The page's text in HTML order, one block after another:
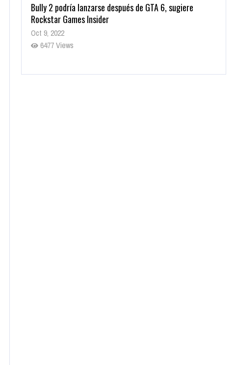
Bully 2 podría lanzarse después de GTA 6, sugiere
Rockstar Games Insider
Oct 9, 2022
6477 Views
Rumor: Se filtran los primeros detalles de Resident Evil